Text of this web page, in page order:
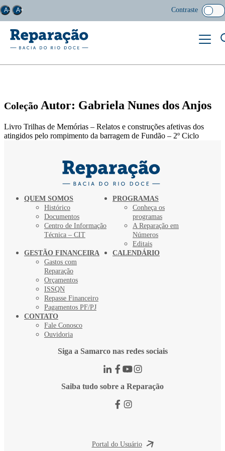
A- A+ Contraste
Coleção Autor: Gabriela Nunes dos Anjos
Livro Trilhas de Memórias – Relatos e construções afetivas dos
atingidos pelo rompimento da barragem de Fundão – 2º Ciclo
QUEM SOMOS
Histórico
Documentos
Centro de Informação
Técnica – CIT
PROGRAMAS
Conheça os
programas
A Reparação em
Números
Editais
GESTÃO FINANCEIRA
Gastos com
Reparação
Orçamentos
ISSQN
Repasse Financeiro
Pagamentos PF/PJ
CALENDÁRIO
CONTATO
Fale Conosco
Ouvidoria
Siga a Samarco nas redes sociais
Saiba tudo sobre a Reparação
Portal do Usuário